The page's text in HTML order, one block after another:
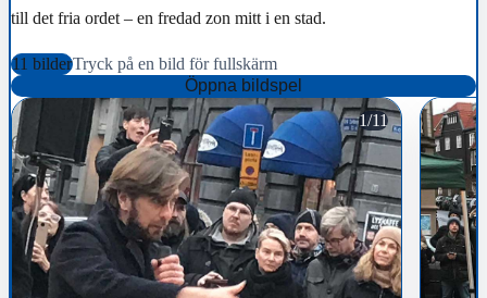
till det fria ordet – en fredad zon mitt i en stad.
11 bilderTryck på en bild för fullskärm
Öppna bildspel
1/11